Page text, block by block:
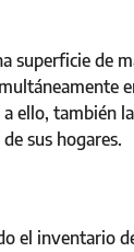
superficie de
ello, también
sus hogares.
el inventario